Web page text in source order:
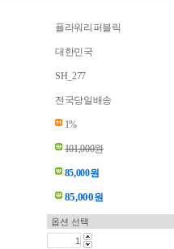
플라워리퍼블릭
대한민국
SH_277
전국당일배송
1%
101,000원
85,000원
85,000원